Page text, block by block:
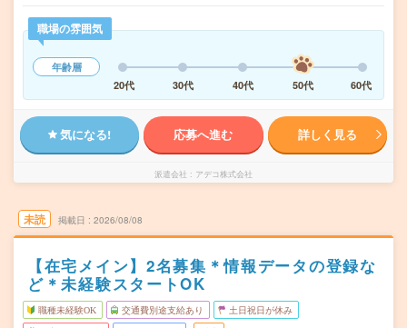
職場の雰囲気
年齢層
20代
30代 40代 50代 60代
気になる! 応募へ進む 詳しく見る
派遣会社 アデコ株式会社
未読 掲載日 2026/08/08
【在宅メイン】2名募集＊情報データの登録な
ど＊未経験スタートOK
職種未経験OK 交通費別途支給あり 土日祝日が休み